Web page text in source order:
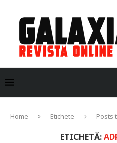
Home Etichete Posts
ETICHETĂ: